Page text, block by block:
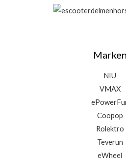
Marken
NIU
VMAX
Coopop
Rolektro
Teverun
eWheel